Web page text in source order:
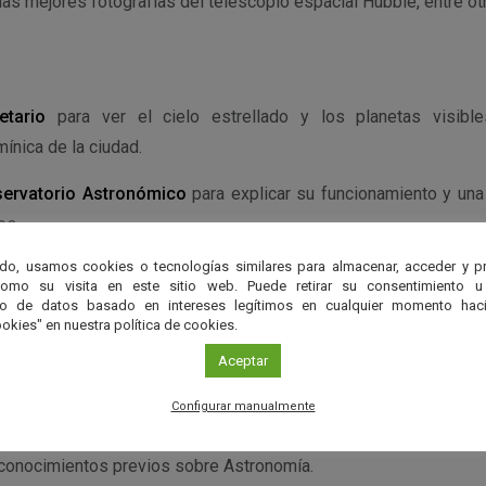
para ver el cielo estrellado y los planetas
de la ciudad.
Astronómico para explicar su funcionamiento y
cielo a simple vista, con prismáticos y a través de
través de cámara CCD que permite una visión colectiva
imagen. O bien,charla-coloquio
sobre la vida de las
previos sobre Astronomía.
usamos cookies o tecnologías similares para almacenar, acceder y
su visita en este sitio web. Puede retirar su consentimiento
de datos basado en intereses legítimos en cualquier momento
en nuestra política de cookies.
Aceptar
Configurar manualmente